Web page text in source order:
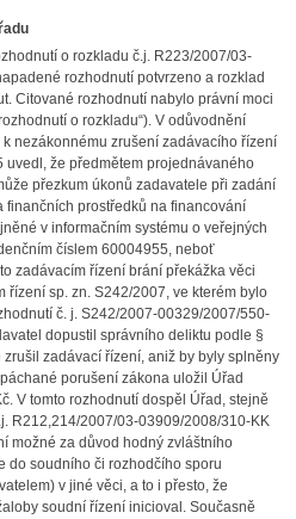
o rozkladu č.j. R223/2007/03-
rozhodnutí potvrzeno a rozklad
Citované rozhodnutí nabylo právní moci
o rozkladu“). V odůvodnění
nezákonnému zrušení zadávacího řízení
uvedl, že předmětem projednávaného
přezkum úkonů zadavatele při zadání
finančních prostředků na financování
v informačním systému o veřejných
číslem 60004955, neboť
zadávacím řízení brání překážka věci
řízení sp. zn. S242/2007, ve kterém bylo
č. j. S242/2007-00329/2007/550-
dopustil správního deliktu podle §
zrušil zadávací řízení, aniž by byly splněny
porušení zákona uložil Úřad
V tomto rozhodnutí dospěl Úřad, stejně
R212,214/2007/03-03909/2008/310-KK
možné za důvod hodný zvláštního
do soudního či rozhodčího sporu
v jiné věci, a to i přesto, že
soudní řízení inicioval. Současně